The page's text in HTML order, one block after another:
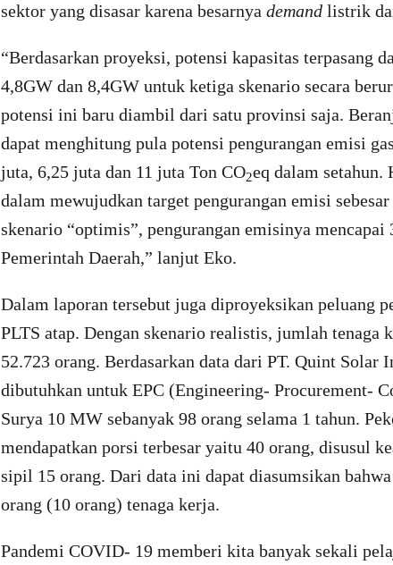
sektor yang disasar karena besarnya demand listrik
“Berdasarkan proyeksi, potensi kapasitas terpasang
4,8GW dan 8,4GW untuk ketiga skenario secara
potensi ini baru diambil dari satu provinsi saja.
dapat menghitung pula potensi pengurangan emisi
juta, 6,25 juta dan 11 juta Ton CO2eq dalam setahun.
dalam mewujudkan target pengurangan emisi
skenario “optimis”, pengurangan emisinya
Pemerintah Daerah,” lanjut Eko.
Dalam laporan tersebut juga diproyeksikan peluang
PLTS atap. Dengan skenario realistis, jumlah tenaga
52.723 orang. Berdasarkan data dari PT. Quint Solar
dibutuhkan untuk EPC (Engineering- Procurement-
Surya 10 MW sebanyak 98 orang selama 1 tahun.
mendapatkan porsi terbesar yaitu 40 orang, disusul
sipil 15 orang. Dari data ini dapat diasumsikan
orang (10 orang) tenaga kerja.
Pandemi COVID- 19 memberi kita banyak sekali